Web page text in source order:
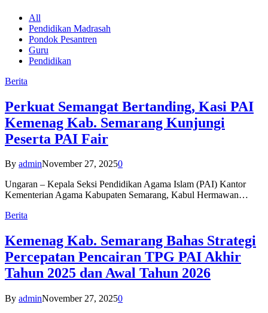
All
Pendidikan Madrasah
Pondok Pesantren
Guru
Pendidikan
Berita
Perkuat Semangat Bertanding, Kasi PAI
Kemenag Kab. Semarang Kunjungi
Peserta PAI Fair
By adminNovember 27, 20250
Ungaran – Kepala Seksi Pendidikan Agama Islam (PAI) Kantor
Kementerian Agama Kabupaten Semarang, Kabul Hermawan…
Berita
Kemenag Kab. Semarang Bahas Strategi
Percepatan Pencairan TPG PAI Akhir
Tahun 2025 dan Awal Tahun 2026
By adminNovember 27, 20250